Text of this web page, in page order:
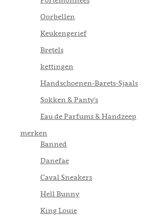
Oorbellen
Keukengerief
Bretels
kettingen
Handschoenen-Barets-Sjaals
Sokken & Panty's
Eau de Parfums & Handzeep
merken
Banned
Danefae
Caval Sneakers
Hell Bunny
King Louie